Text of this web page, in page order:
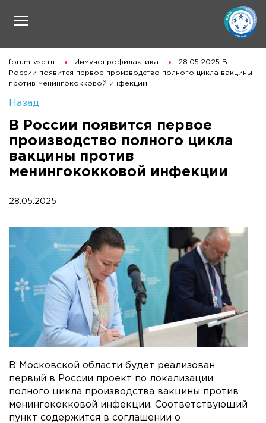
forum-vsp.ru Иммунопрофилактика
28.05.2025 В
России появится первое производство полного цикла вакцины
против менингококковой инфекции
Назад
В России появится первое
производство полного цикла
вакцины против
менингококковой инфекции
28.05.2025
В Московской области будет реализован
первый в России проект по локализации
полного цикла производства вакцины против
менингококковой инфекции. Соответствующий
пункт содержится в соглашении о